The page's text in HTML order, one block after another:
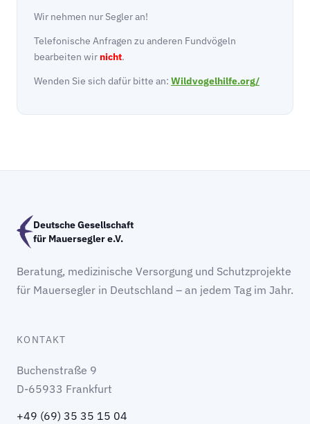
Wir nehmen nur Segler an!
Telefonische Anfragen zu anderen Fundvögeln
bearbeiten wir nicht.
Wenden Sie sich dafür bitte an: Wildvogelhilfe.org/
Deutsche Gesellschaft
für Mauersegler e.V.
Beratung, medizinische Versorgung und Schutzprojekte
für Mauersegler in Deutschland – an jedem Tag im Jahr.
KONTAKT
Buchenstraße 9
D-65933 Frankfurt
+49 (69) 35 35 15 04